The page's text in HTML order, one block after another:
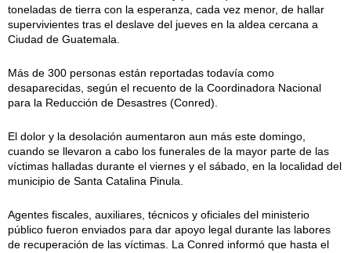
toneladas de tierra con la esperanza, cada vez menor, de hallar
supervivientes tras el deslave del jueves en la aldea cercana a
Ciudad de Guatemala.
Más de 300 personas están reportadas todavía como
desaparecidas, según el recuento de la Coordinadora Nacional
para la Reducción de Desastres (Conred).
El dolor y la desolación aumentaron aun más este domingo,
cuando se llevaron a cabo los funerales de la mayor parte de las
víctimas halladas durante el viernes y el sábado, en la localidad del
municipio de Santa Catalina Pinula.
Agentes fiscales, auxiliares, técnicos y oficiales del ministerio
público fueron enviados para dar apoyo legal durante las labores
de recuperación de las víctimas. La Conred informó que hasta el